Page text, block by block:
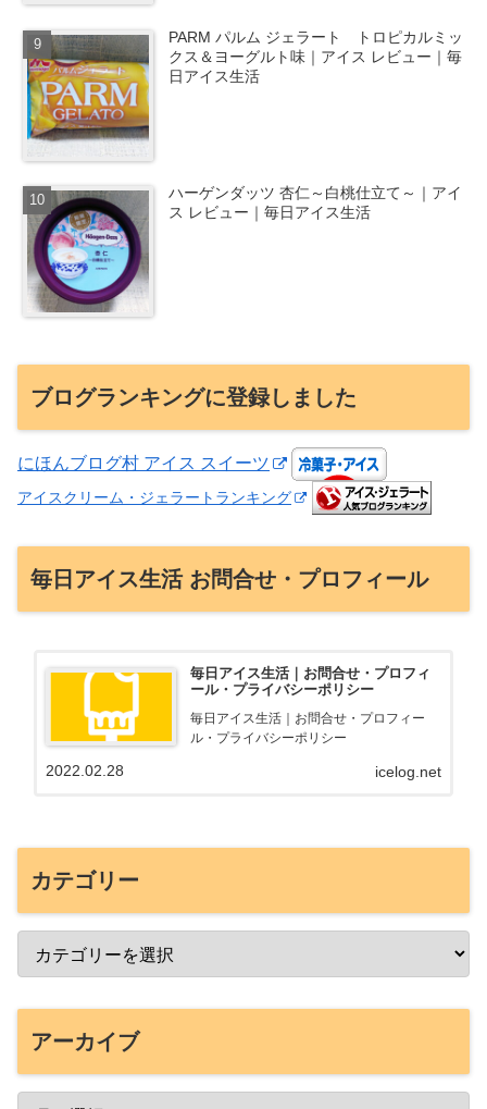
PARM パルム ジェラート トロピカルミッ
クス＆ヨーグルト味｜アイス レビュー｜毎
日アイス生活
ハーゲンダッツ 杏仁～白桃仕立て～｜アイ
ス レビュー｜毎日アイス生活
ブログランキングに登録しました
にほんブログ村 アイス スイーツ
アイスクリーム・ジェラートランキング
毎日アイス生活 お問合せ・プロフィール
毎日アイス生活｜お問合せ・プロフィ
ール・プライバシーポリシー
毎日アイス生活｜お問合せ・プロフィー
ル・プライバシーポリシー
icelog.net
2022.02.28
カテゴリー
アーカイブ